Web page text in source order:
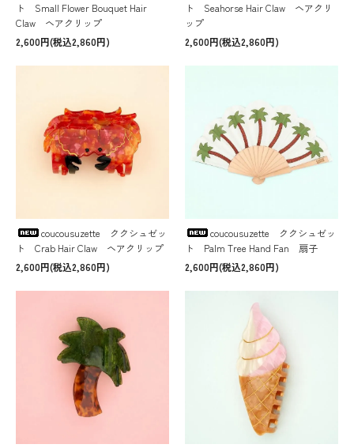
ト Small Flower Bouquet Hair
Claw ヘアクリップ
2,600円(税込2,860円)
ト Seahorse Hair Claw ヘアクリ
ップ
2,600円(税込2,860円)
coucousuzette ククシュゼッ
ト Crab Hair Claw ヘアクリップ
2,600円(税込2,860円)
coucousuzette ククシュゼッ
ト Palm Tree Hand Fan 扇子
2,600円(税込2,860円)